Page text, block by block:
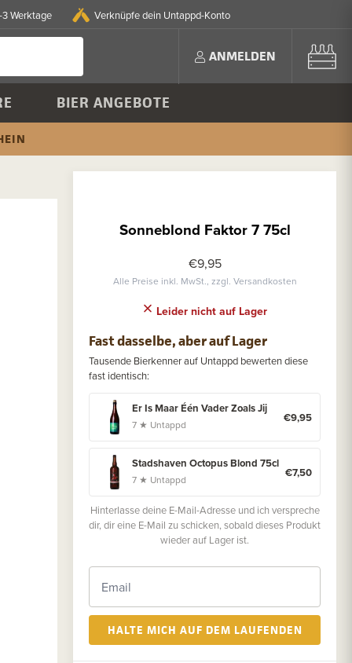
Werktage Verknüpfe dein Untappd-Konto
ANMELDEN
BIER ANGEBOTE
Sonneblond Faktor 7 75cl
€9,95
Alle Preise inkl. MwSt., zzgl. Versandkosten
Leider nicht auf Lager
Fast dasselbe, aber auf Lager
Tausende Bierkenner auf Untappd bewerten diese
fast identisch:
Er Is Maar Één Vader Zoals Jij
7 ★ Untappd €9,95
Stadshaven Octopus Blond 75cl
7 ★ Untappd €7,50
Hinterlasse deine E-Mail-Adresse und ich verspreche
dir, dir eine E-Mail zu schicken, sobald dieses Produkt
wieder auf Lager ist.
HALTE MICH AUF DEM LAUFENDEN